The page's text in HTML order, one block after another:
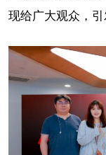
现给广大观众，引